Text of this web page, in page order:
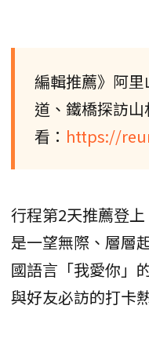
編輯推薦》阿
道、鐵橋探訪
看： https://
行程第2天推薦登
是一望無際、層層
國語言「我愛你」
與好友必訪的打卡